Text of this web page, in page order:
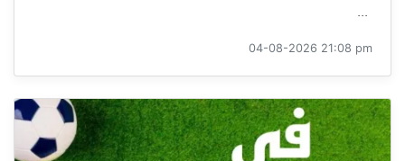
...
04-08-2026 21:08 pm